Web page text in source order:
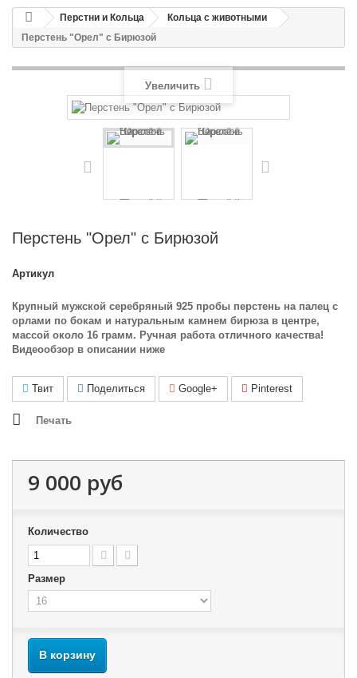
Перстни и Кольца
Кольца с животными
Перстень "Орел" с Бирюзой
Увеличить
Перстень "Орел" с Бирюзой
Артикул
Крупный мужской серебряный 925 пробы перстень на палец с
орлами по бокам и натуральным камнем бирюза в центре,
массой около 16 грамм. Ручная работа отличного качества!
Видеообзор в описании ниже
Твит Поделиться Google+ Pinterest
Печать
9 000 руб
Количество
Размер
В корзину